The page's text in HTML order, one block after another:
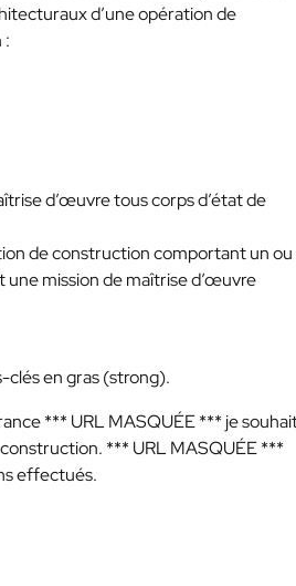
d’une opération de
:
d’œuvre tous corps d’état de
de construction comportant un ou
une mission de maîtrise d’œuvre
clés en gras (strong).
*** URL MASQUÉE *** je
*** URL MASQUÉE ***
effectués.